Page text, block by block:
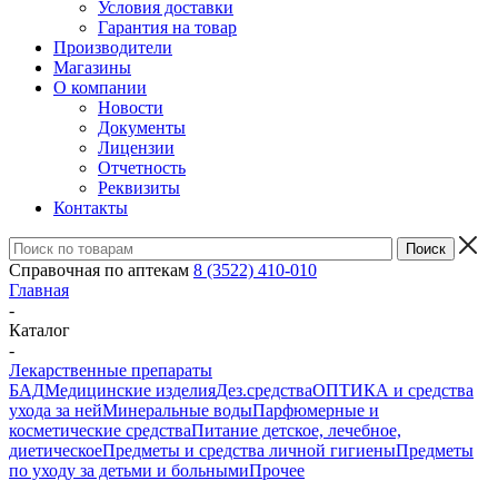
Условия доставки
Гарантия на товар
Производители
Магазины
О компании
Новости
Документы
Лицензии
Отчетность
Реквизиты
Контакты
Справочная по аптекам 8 (3522) 410-010
Главная
-
Каталог
-
Лекарственные препараты
БАДМедицинские изделияДез.средстваОПТИКА и средства
ухода за нейМинеральные водыПарфюмерные и
косметические средстваПитание детское, лечебное,
диетическоеПредметы и средства личной гигиеныПредметы
по уходу за детьми и больнымиПрочее